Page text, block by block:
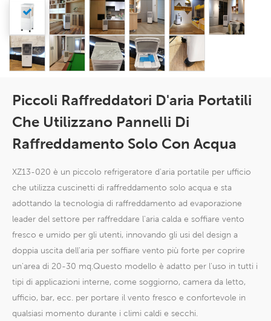
Piccoli Raffreddatori D'aria Portatili
Che Utilizzano Pannelli Di
Raffreddamento Solo Con Acqua
XZ13-020 è un piccolo refrigeratore d'aria portatile per ufficio
che utilizza cuscinetti di raffreddamento solo acqua e sta
adottando la tecnologia di raffreddamento ad evaporazione
leader del settore per raffreddare l'aria calda e soffiare vento
fresco e umido per gli utenti, innovando gli usi del design a
doppia uscita dell'aria per soffiare vento più forte per coprire
un'area di 20-30 mq.Questo modello è adatto per l'uso in tutti i
tipi di applicazioni interne, come soggiorno, camera da letto,
ufficio, bar, ecc. per portare il vento fresco e confortevole in
qualsiasi momento durante i climi caldi e secchi.